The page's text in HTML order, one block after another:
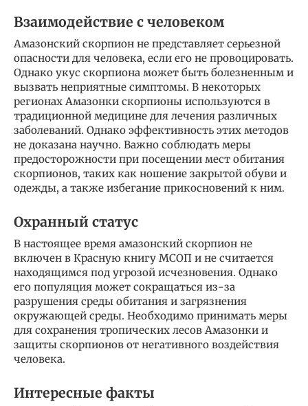
Взаимодействие с человеком
Амазонский скорпион не представляет серьезной
опасности для человека, если его не провоцировать.
Однако укус скорпиона может быть болезненным и
вызвать неприятные симптомы. В некоторых
регионах Амазонки скорпионы используются в
традиционной медицине для лечения различных
заболеваний. Однако эффективность этих методов
не доказана научно. Важно соблюдать меры
предосторожности при посещении мест обитания
скорпионов, таких как ношение закрытой обуви и
одежды, а также избегание прикосновений к ним.
Охранный статус
В настоящее время амазонский скорпион не
включен в Красную книгу МСОП и не считается
находящимся под угрозой исчезновения. Однако
его популяция может сокращаться из-за
разрушения среды обитания и загрязнения
окружающей среды. Необходимо принимать меры
для сохранения тропических лесов Амазонки и
защиты скорпионов от негативного воздействия
человека.
Интересные факты